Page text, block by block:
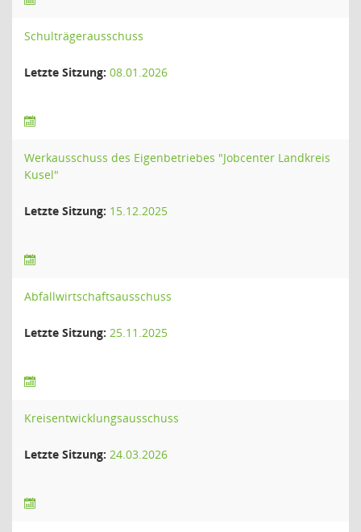
Schulträgerausschuss
Letzte Sitzung: 08.01.2026
Werkausschuss des Eigenbetriebes "Jobcenter Landkreis
Kusel"
Letzte Sitzung: 15.12.2025
Abfallwirtschaftsausschuss
Letzte Sitzung: 25.11.2025
Kreisentwicklungsausschuss
Letzte Sitzung: 24.03.2026